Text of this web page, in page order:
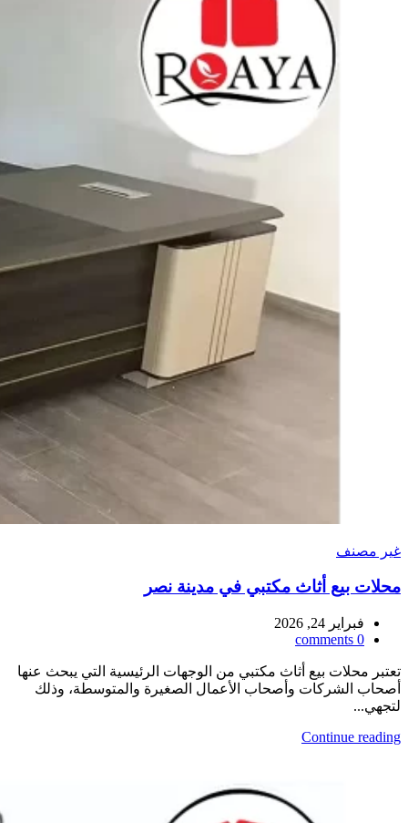
غير مصنف
محلات بيع أثاث مكتبي في مدينة نصر
فبراير 24, 2026
0
comments
تعتبر محلات بيع أثاث مكتبي من الوجهات الرئيسية التي يبحث عنها
أصحاب الشركات وأصحاب الأعمال الصغيرة والمتوسطة، وذلك
لتجهي...
Continue reading